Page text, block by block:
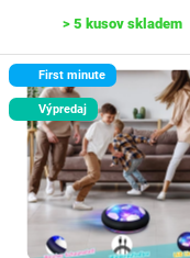
> 5 kusov skladem
First minute
Výpredaj